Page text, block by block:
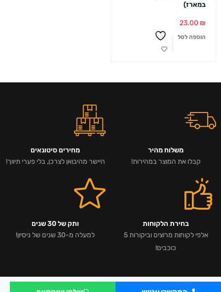
במארז)
23.00 ₪
הוספה לסל
משלוח מהיר
קבלו את המוצר במהירות!
מחירים סיטונאים
היישר מהיבואן לצרכן, בלי פערי תיווך!
בחירת הלקוחות
אלפי לקוחות מרוצים וביקורות 5
כוכבים!
ותק של 30 שנים
למעלה מ-30 שנים של ניסיון!